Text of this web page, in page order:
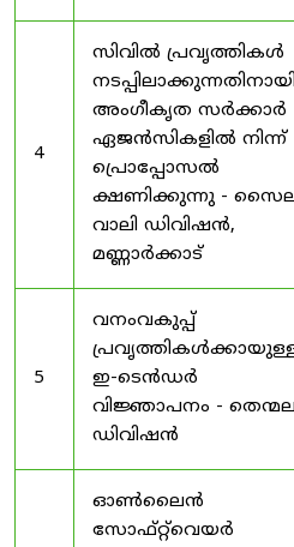
4
സിവിൽ പ്രവൃത്തികൾ
നടപ്പിലാക്കുന്നതിനായി
അംഗീകൃത സർക്കാർ
ഏജൻസികളിൽ നിന്ന്
പ്രൊപ്പോസൽ
ക്ഷണിക്കുന്നു -
വാലി ഡിവിഷൻ,
മണ്ണാർക്കാട്
5
വനംവകുപ്പ്
ഇ-ടെൻഡർ
വിജ്ഞാപനം - തെന്മല
ഡിവിഷൻ
ഓൺലൈൻ
സോഫ്റ്റ്‌വെയർ